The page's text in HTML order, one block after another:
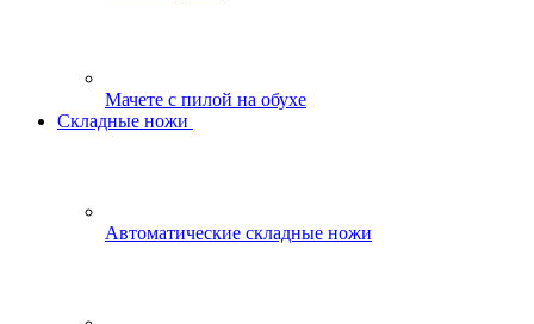
Мачете с пилой на обухе
Складные ножи
Автоматические складные ножи